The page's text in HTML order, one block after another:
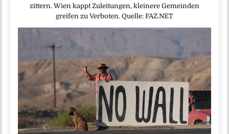
zittern. Wien kappt Zuleitungen, kleinere Gemeinden
greifen zu Verboten. Quelle: FAZ.NET